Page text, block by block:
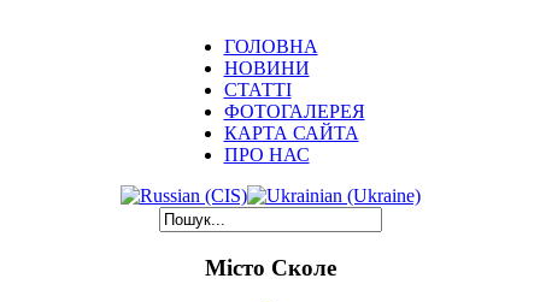
ГОЛОВНА
НОВИНИ
СТАТТІ
ФОТОГАЛЕРЕЯ
КАРТА САЙТА
ПРО НАС
Місто Сколе